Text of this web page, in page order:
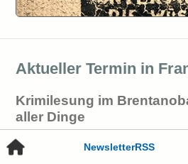
NewsletterRSS
Aktueller Termin in
Krimilesung im
aller Dinge
Meisterhaft erzählt Oliver Bottini
Geldgier führen kann - politisch